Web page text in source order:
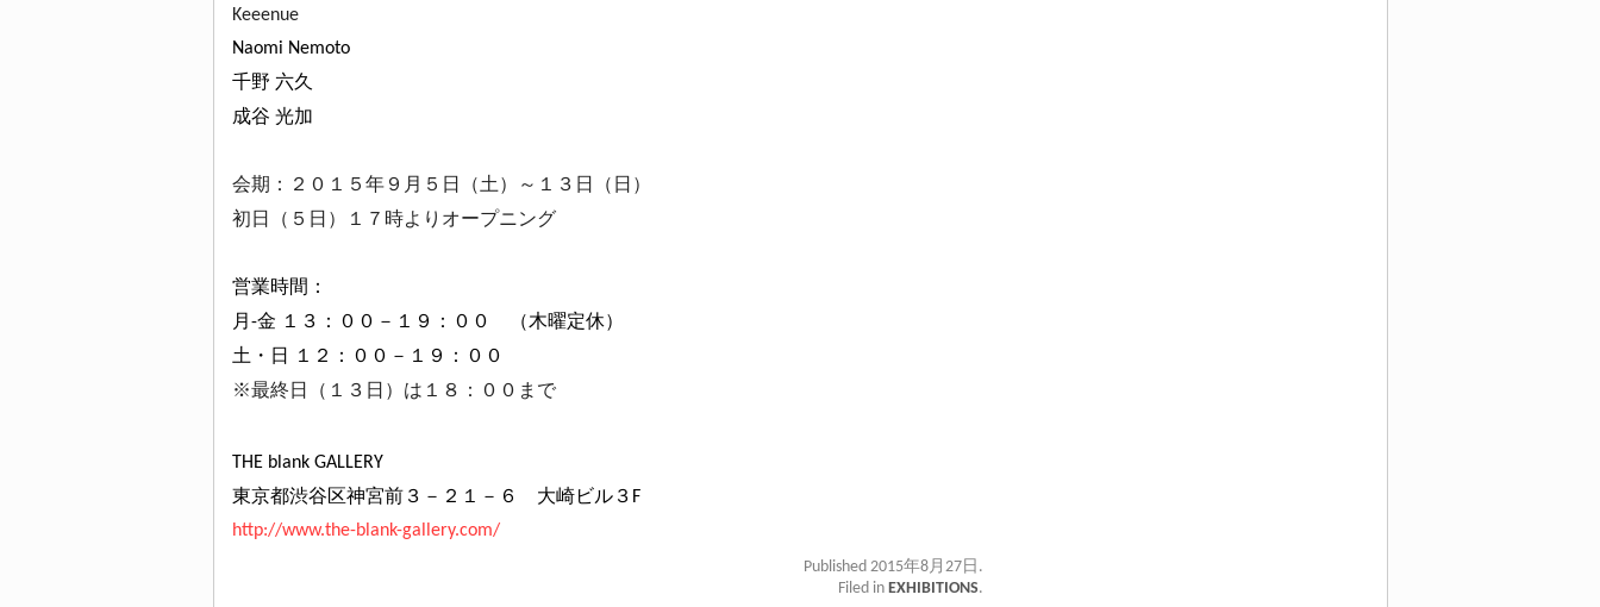
Keeenue
Naomi Nemoto
千野 六久
成谷 光加
会期：２０１５年９月５日（土）～１３日（日）
初日（５日）１７時よりオープニング
営業時間：
月-金 １３：００－１９：００ （木曜定休）
土・日 １２：００－１９：００
※最終日（１３日）は１８：００まで
THE blank GALLERY
東京都渋谷区神宮前３－２１－６ 大崎ビル３F
http://www.the-blank-gallery.com/
Published 2015年8月27日.
Filed in EXHIBITIONS.